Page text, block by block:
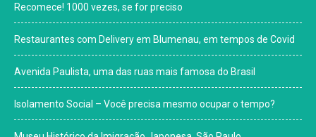
Recomece! 1000 vezes, se for preciso
Restaurantes com Delivery em Blumenau, em tempos de Covid
Avenida Paulista, uma das ruas mais famosa do Brasil
Isolamento Social – Você precisa mesmo ocupar o tempo?